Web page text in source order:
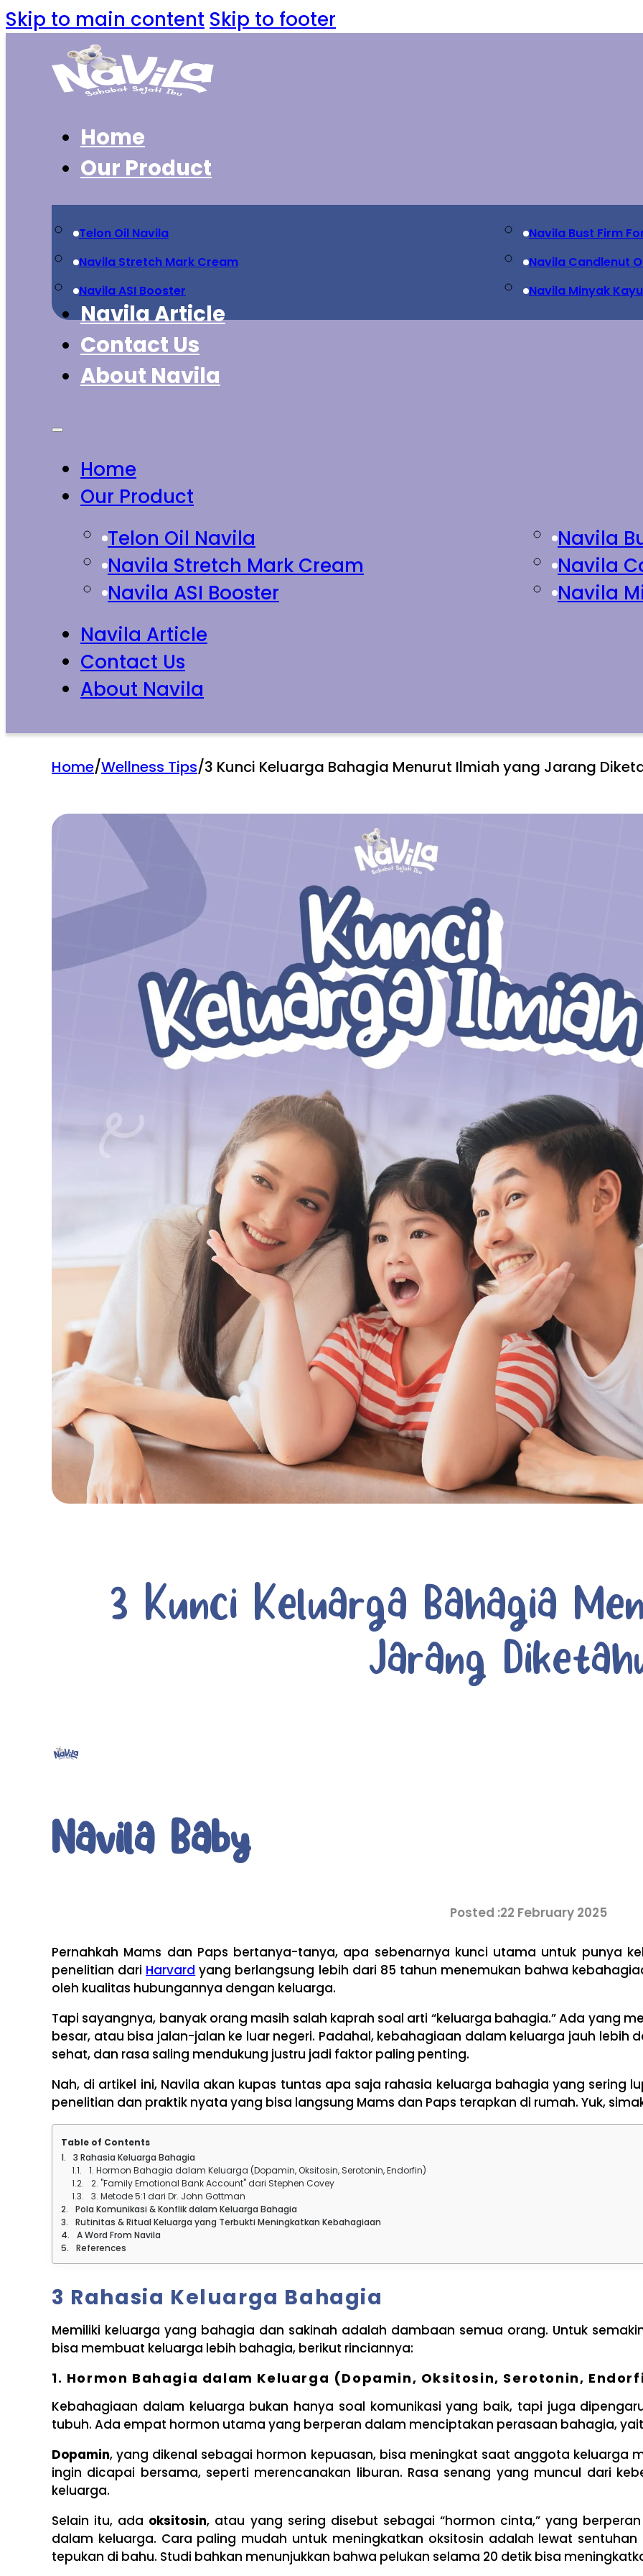
Skip to main content Skip to footer
Home
Our Product
Telon Oil Navila
Navila Stretch Mark Cream
Navila ASI Booster
Navila Bust Firm
Navila Candlenut
Navila Minyak
Navila Article
Contact Us
About Navila
Home
Our Product
Telon Oil Navila
Navila Stretch Mark Cream
Navila ASI Booster
Navila
Navila
Navila
Navila Article
Contact Us
About Navila
Home/Wellness Tips/3 Kunci Keluarga Bahagia Menurut Ilmiah yang Jarang
3 Kunci Keluarga Bahagia
Jarang
Navila Baby
22 February 2025
Pernahkah Mams dan Paps bertanya-tanya, apa sebenarnya kunci utama untuk punya
penelitian dari Harvard yang berlangsung lebih dari 85 tahun menemukan bahwa
oleh kualitas hubungannya dengan keluarga.
Tapi sayangnya, banyak orang masih salah kaprah soal arti “keluarga bahagia.” Ada yang
besar, atau bisa jalan-jalan ke luar negeri. Padahal, kebahagiaan dalam keluarga jauh lebih
sehat, dan rasa saling mendukung justru jadi faktor paling penting.
Nah, di artikel ini, Navila akan kupas tuntas apa saja rahasia keluarga bahagia yang sering
penelitian dan praktik nyata yang bisa langsung Mams dan Paps terapkan di rumah. Yuk,
Table of Contents
3 Rahasia Keluarga Bahagia
1. Hormon Bahagia dalam Keluarga (Dopamin, Oksitosin, Serotonin, Endorfin)
2. "Family Emotional Bank Account" dari Stephen Covey
3. Metode 5:1 dari Dr. John Gottman
Pola Komunikasi & Konflik dalam Keluarga Bahagia
Rutinitas & Ritual Keluarga yang Terbukti Meningkatkan Kebahagiaan
A Word From Navila
References
3 Rahasia Keluarga Bahagia
Memiliki keluarga yang bahagia dan sakinah adalah dambaan semua orang. Untuk
bisa membuat keluarga lebih bahagia, berikut rinciannya:
1. Hormon Bahagia dalam Keluarga (Dopamin, Oksitosin, Serotonin,
Kebahagiaan dalam keluarga bukan hanya soal komunikasi yang baik, tapi juga
tubuh. Ada empat hormon utama yang berperan dalam menciptakan perasaan bahagia,
Dopamin, yang dikenal sebagai hormon kepuasan, bisa meningkat saat anggota
ingin dicapai bersama, seperti merencanakan liburan. Rasa senang yang muncul dari
keluarga.
Selain itu, ada oksitosin, atau yang sering disebut sebagai “hormon cinta,” yang
dalam keluarga. Cara paling mudah untuk meningkatkan oksitosin adalah lewat
tepukan di bahu. Studi bahkan menunjukkan bahwa pelukan selama 20 detik bisa